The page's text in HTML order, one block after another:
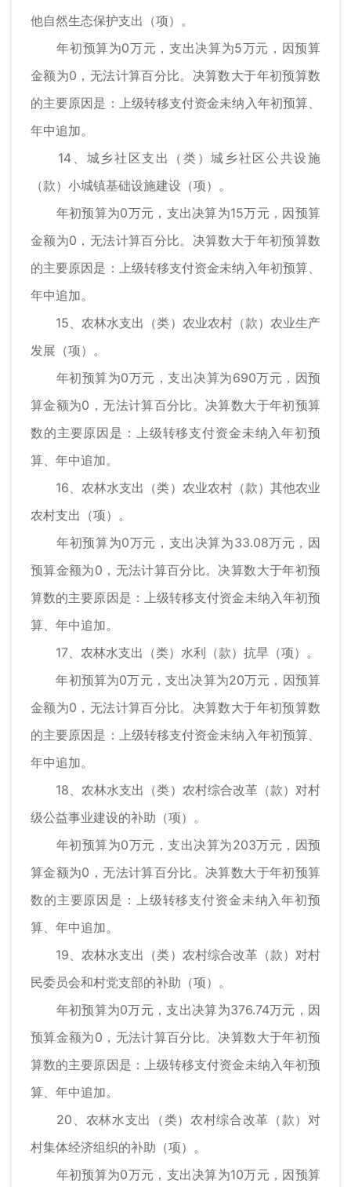
他自然生态保护支出（项）。
年初预算为0万元，支出决算为5万元，因预算
金额为0，无法计算百分比。决算数大于年初预算数
的主要原因是：上级转移支付资金未纳入年初预算、
年中追加。
14、城乡社区支出（类）城乡社区公共设施
（款）小城镇基础设施建设（项）。
年初预算为0万元，支出决算为15万元，因预算
金额为0，无法计算百分比。决算数大于年初预算数
的主要原因是：上级转移支付资金未纳入年初预算、
年中追加。
15、农林水支出（类）农业农村（款）农业生产
发展（项）。
年初预算为0万元，支出决算为690万元，因预
算金额为0，无法计算百分比。决算数大于年初预算
数的主要原因是：上级转移支付资金未纳入年初预
算、年中追加。
16、农林水支出（类）农业农村（款）其他农业
农村支出（项）。
年初预算为0万元，支出决算为33.08万元，因
预算金额为0，无法计算百分比。决算数大于年初预
算数的主要原因是：上级转移支付资金未纳入年初预
算、年中追加。
17、农林水支出（类）水利（款）抗旱（项）。
年初预算为0万元，支出决算为20万元，因预算
金额为0，无法计算百分比。决算数大于年初预算数
的主要原因是：上级转移支付资金未纳入年初预算、
年中追加。
18、农林水支出（类）农村综合改革（款）对村
级公益事业建设的补助（项）。
年初预算为0万元，支出决算为203万元，因预
算金额为0，无法计算百分比。决算数大于年初预算
数的主要原因是：上级转移支付资金未纳入年初预
算、年中追加。
19、农林水支出（类）农村综合改革（款）对村
民委员会和村党支部的补助（项）。
年初预算为0万元，支出决算为376.74万元，因
预算金额为0，无法计算百分比。决算数大于年初预
算数的主要原因是：上级转移支付资金未纳入年初预
算、年中追加。
20、农林水支出（类）农村综合改革（款）对
村集体经济组织的补助（项）。
年初预算为0万元，支出决算为10万元，因预算